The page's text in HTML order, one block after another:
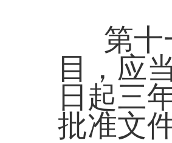
第
目，应
日起三
批准文